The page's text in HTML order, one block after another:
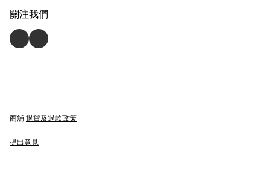
關注我們
商舖 退貨及退款政策
提出意見